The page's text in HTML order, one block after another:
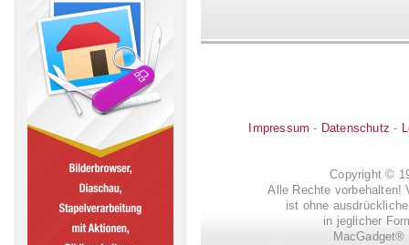
Impressum - Datenschutz -
Copyright ©
Alle Rechte vorbehalten!
ist ohne
in jeglicher
MacGadget®